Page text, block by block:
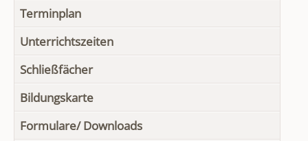
Terminplan
Unterrichtszeiten
Schließfächer
Bildungskarte
Formulare/ Downloads